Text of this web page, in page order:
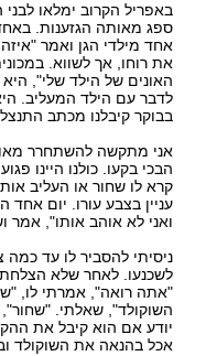
ספג מאותה הגזענות.
אחד מילדי הגן ואמר
את רוחו, אך לשווא.
האונים של הילד שלי",
לדבר עם הילד המעליב.
בבוקר קיבלנו מכתב
אני מתקשה להשתחרר
הבכי בקעו. כולנו היינו
קרא לו שחור או העליב
עניין בצבע עורו. יום
ואני לא אוהב אותו", אמר
ניסיתי להסביר לו עד כמה
לשכנעו. לאחר שלא
"אתה רואה", אמרתי לו,
השוקולד", שאלתי.
יודע אם הוא קיבל את
אכל בהנאה את השוקולד